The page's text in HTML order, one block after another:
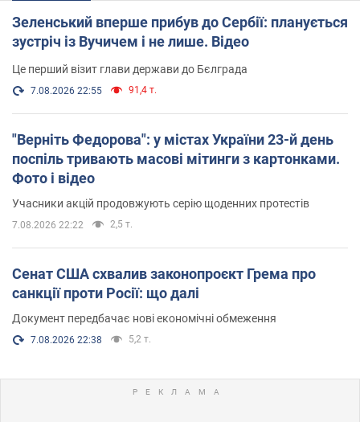
Зеленський вперше прибув до Сербії: планується
зустріч із Вучичем і не лише. Відео
Це перший візит глави держави до Бєлграда
7.08.2026 22:55 91,4 т.
"Верніть Федорова": у містах України 23-й день
поспіль тривають масові мітинги з картонками.
Фото і відео
Учасники акцій продовжують серію щоденних протестів
7.08.2026 22:22 2,5 т.
Сенат США схвалив законопроєкт Грема про
санкції проти Росії: що далі
Документ передбачає нові економічні обмеження
7.08.2026 22:38 5,2 т.